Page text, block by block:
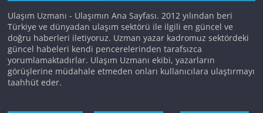
Ulaşım Uzmanı - Ulaşımın Ana Sayfası. 2012 yılından beri
Türkiye ve dünyadan ulaşım sektörü ile ilgili en güncel ve
doğru haberleri iletiyoruz. Uzman yazar kadromuz sektördeki
güncel habeleri kendi pencerelerinden tarafsızca
yorumlamaktadırlar. Ulaşım Uzmanı ekibi, yazarların
görüşlerine müdahale etmeden onları kullanıcılara ulaştırmayı
taahhüt eder.